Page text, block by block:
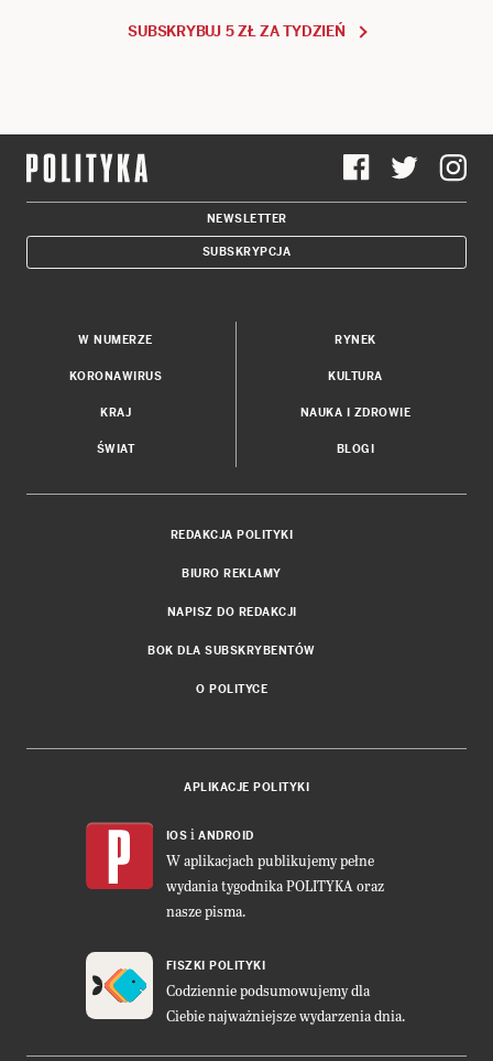
SUBSKRYBUJ 5 ZŁ ZA TYDZIEŃ
NEWSLETTER
SUBSKRYPCJA
W NUMERZE
KORONAWIRUS
KRAJ
ŚWIAT
RYNEK
KULTURA
NAUKA I ZDROWIE
BLOGI
REDAKCJA POLITYKI
BIURO REKLAMY
NAPISZ DO REDAKCJI
BOK DLA SUBSKRYBENTÓW
O POLITYCE
APLIKACJE POLITYKI
IOS i ANDROID
W aplikacjach publikujemy pełne
wydania tygodnika POLITYKA oraz
nasze pisma.
FISZKI POLITYKI
Codziennie podsumowujemy dla
Ciebie najważniejsze wydarzenia dnia.